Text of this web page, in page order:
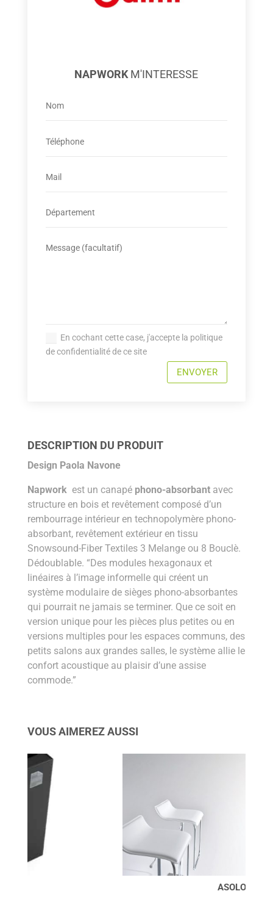
NAPWORK
En cochant cette case, j'accepte la politique
de confidentialité de ce site
ENVOYER
DESCRIPTION DU PRODUIT
Design Paola Navone
Napworkest un canapé phono-absorbantavec
structure en bois et revêtement composé d’un
rembourrage intérieur en technopolymère phono-
absorbant, revêtement extérieur en tissu
Snowsound-Fiber Textiles 3 Melange ou 8 Bouclè.
Dédoublable. “Des modules hexagonaux et
linéaires à l’image informelle qui créent un
système modulaire de sièges phono-absorbantes
qui pourrait ne jamais se terminer. Que ce soit en
version unique pour les pièces plus petites ou en
versions multiples pour les espaces communs, des
petits salons aux grandes salles, le système allie le
confort acoustique au plaisir d’une assise
commode.”
VOUS AIMEREZ AUSSI